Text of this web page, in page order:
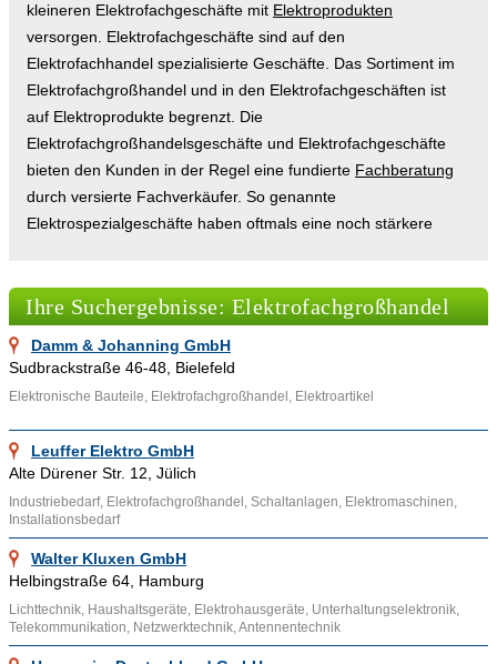
kleineren Elektrofachgeschäfte mit Elektroprodukten
versorgen. Elektrofachgeschäfte sind auf den
Elektrofachhandel spezialisierte Geschäfte. Das Sortiment im
Elektrofachgroßhandel und in den Elektrofachgeschäften ist
auf Elektroprodukte begrenzt. Die
Elektrofachgroßhandelsgeschäfte und Elektrofachgeschäfte
bieten den Kunden in der Regel eine fundierte Fachberatung
durch versierte Fachverkäufer. So genannte
Elektrospezialgeschäfte haben oftmals eine noch stärkere
auch, zwischen Absatzgroßhandel, Aufkaufgroßhandel und
Produktionsverbindungshandel unterschieden. Beim
Absatzgroßhandel kauft der Elektrogroßhändler meist große
gekauft und in kleinen Stückzahlen wieder verkauft. Bei
Produktionsverbindungshandel (Abkürzung: PVH) werden die
weiterverkauft.
Auf der Plattform Adressennet.de finden sich zahlreiche
Geschäfte des Elektrofachgroßhandels, die Adressennet
nutzen möchten, um ihre Elektrofachgroßhandelsgeschäfte
Ihre Suchergebnisse: Elektrofachgroßhandel
Damm & Johanning GmbH
Sudbrackstraße 46-48, Bielefeld
Elektronische Bauteile, Elektrofachgroßhandel, Elektroartikel
Leuffer Elektro GmbH
Alte Dürener Str. 12, Jülich
Industriebedarf, Elektrofachgroßhandel, Schaltanlagen, Elektromaschinen,
Installationsbedarf
Walter Kluxen GmbH
Helbingstraße 64, Hamburg
Lichttechnik, Haushaltsgeräte, Elektrohausgeräte, Unterhaltungselektronik,
Telekommunikation, Netzwerktechnik, Antennentechnik